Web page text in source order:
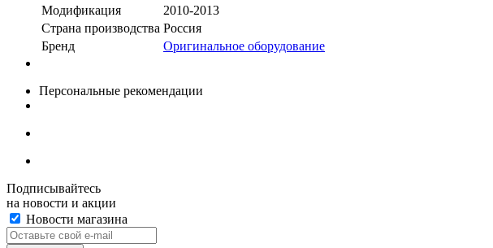
Модификация
2010-2013
Страна производства Россия
Бренд
Оригинальное оборудование
Персональные рекомендации
Подписывайтесь
на новости и акции
Новости магазина